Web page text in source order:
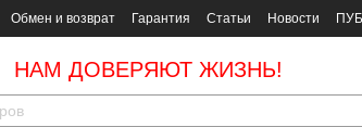
Обмен и возврат Гарантия Статьи Новости
НАМ ДОВЕРЯЮТ ЖИЗНЬ!